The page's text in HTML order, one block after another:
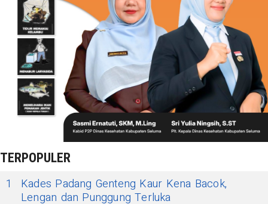
TERPOPULER
1
Kades Padang Genteng Kaur Kena Bacok,
Lengan dan Punggung Terluka